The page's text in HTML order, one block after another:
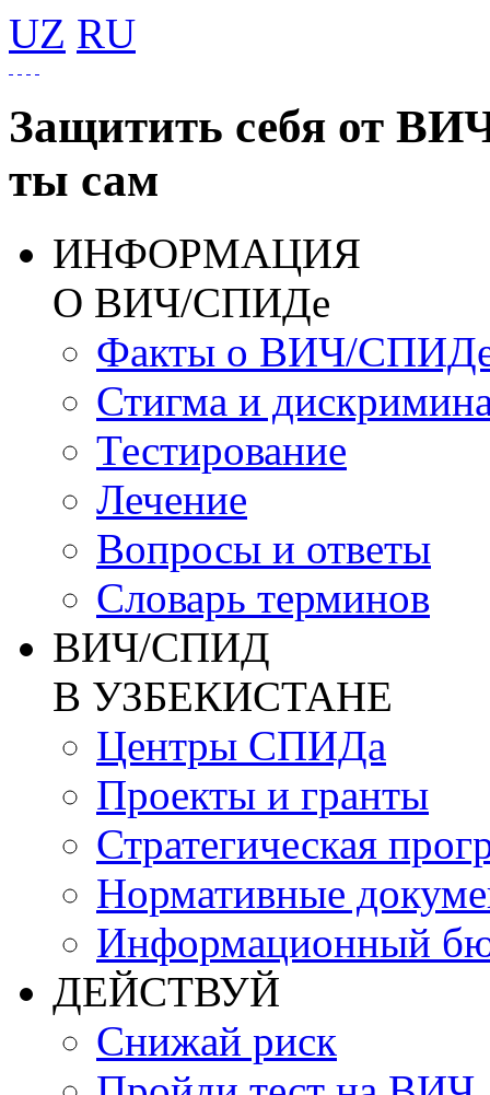
UZ RU
Защитить себя от
ты сам
ИНФОРМАЦИЯ
О ВИЧ/СПИДе
Факты о ВИЧ/
Стигма и
Тестирование
Лечение
Вопросы и ответы
Словарь терминов
ВИЧ/СПИД
В УЗБЕКИСТАНЕ
Центры СПИДа
Проекты и гранты
Стратегическая
Нормативные
Информационный
ДЕЙСТВУЙ
Снижай риск